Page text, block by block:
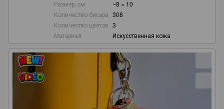
Размер, см
~8 × 10
Количество бисера 308
Количество цветов 3
Материал
Искусственная кожа